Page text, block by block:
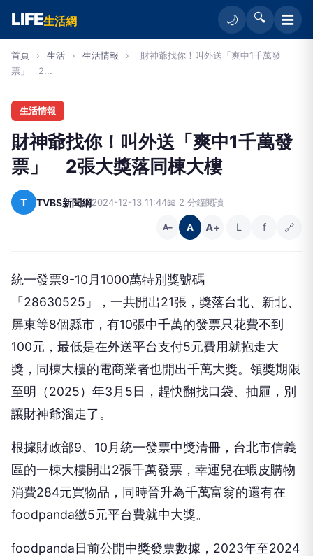
LIFE生活網 🌙 🔍 ☰
首頁 › 生活 › 生活情報 ›
財神爺找你！叫外送「爽中1千萬發
票」 2...
生活情報
財神爺找你！叫外送「爽中1千萬發
票」 2張大獎落同棟大樓
T TVBS新聞網2024-12-13 11:44📖 2 分鐘閱讀
A− A A+ L f 🔗
統一發票9-10月1000萬特別獎號碼
「28630525」，一共開出21張，獎落台北、新北、
屏東等8個縣市，有10張中千萬的發票只花費不到
100元，最低是在外送平台支付5元費用就抱走大
獎，同棟大樓的電商業者也開出千萬大獎。領獎期限
至明（2025）年3月5日，趕快翻找口袋、抽屜，別
讓財神爺溜走了。
根據財政部9、10月統一發票中獎清冊，台北市信義
區的一棟大樓開出2張千萬發票，幸運兒在蝦皮購物
消費284元買物品，同時晉升為千萬富翁的還有在
foodpanda繳5元平台費就中大獎。
foodpanda日前公開中獎發票數據，2023年至2024